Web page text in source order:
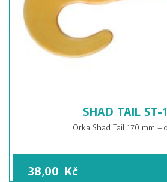
SHAD TAIL ST-
Orka Shad Tail 170 mm –
38,00 Kč